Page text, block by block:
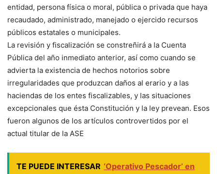
entidad, persona física o moral, pública o privada que haya
recaudado, administrado, manejado o ejercido recursos
públicos estatales o municipales.
La revisión y fiscalización se constreñirá a la Cuenta
Pública del año inmediato anterior, así como cuando se
advierta la existencia de hechos notorios sobre
irregularidades que produzcan daños al erario y a las
haciendas de los entes fiscalizables, y las situaciones
excepcionales que ésta Constitución y la ley prevean. Esos
fueron algunos de los artículos controvertidos por el
actual titular de la ASE
TE PUEDE INTERESAR ‘Operativo Pescador’ en